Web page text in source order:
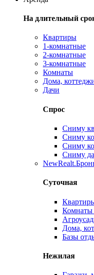
На длительный
Квартиры
1-комнатные
2-комнатные
3-комнатные
Комнаты
Дома,
Дачи
Спрос
Сниму
Сниму
Сниму
Сниму
New
Суточная
Комнаты
Дома,
Базы
Нежилая